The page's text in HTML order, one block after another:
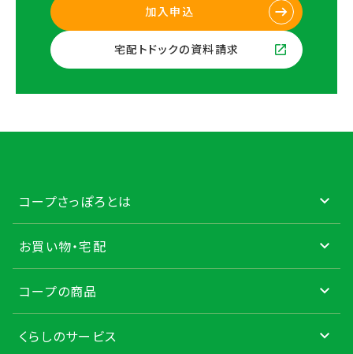
加入申込
宅配トドックの資料請求
コープさっぽろとは
お買い物・宅配
コープの商品
くらしのサービス